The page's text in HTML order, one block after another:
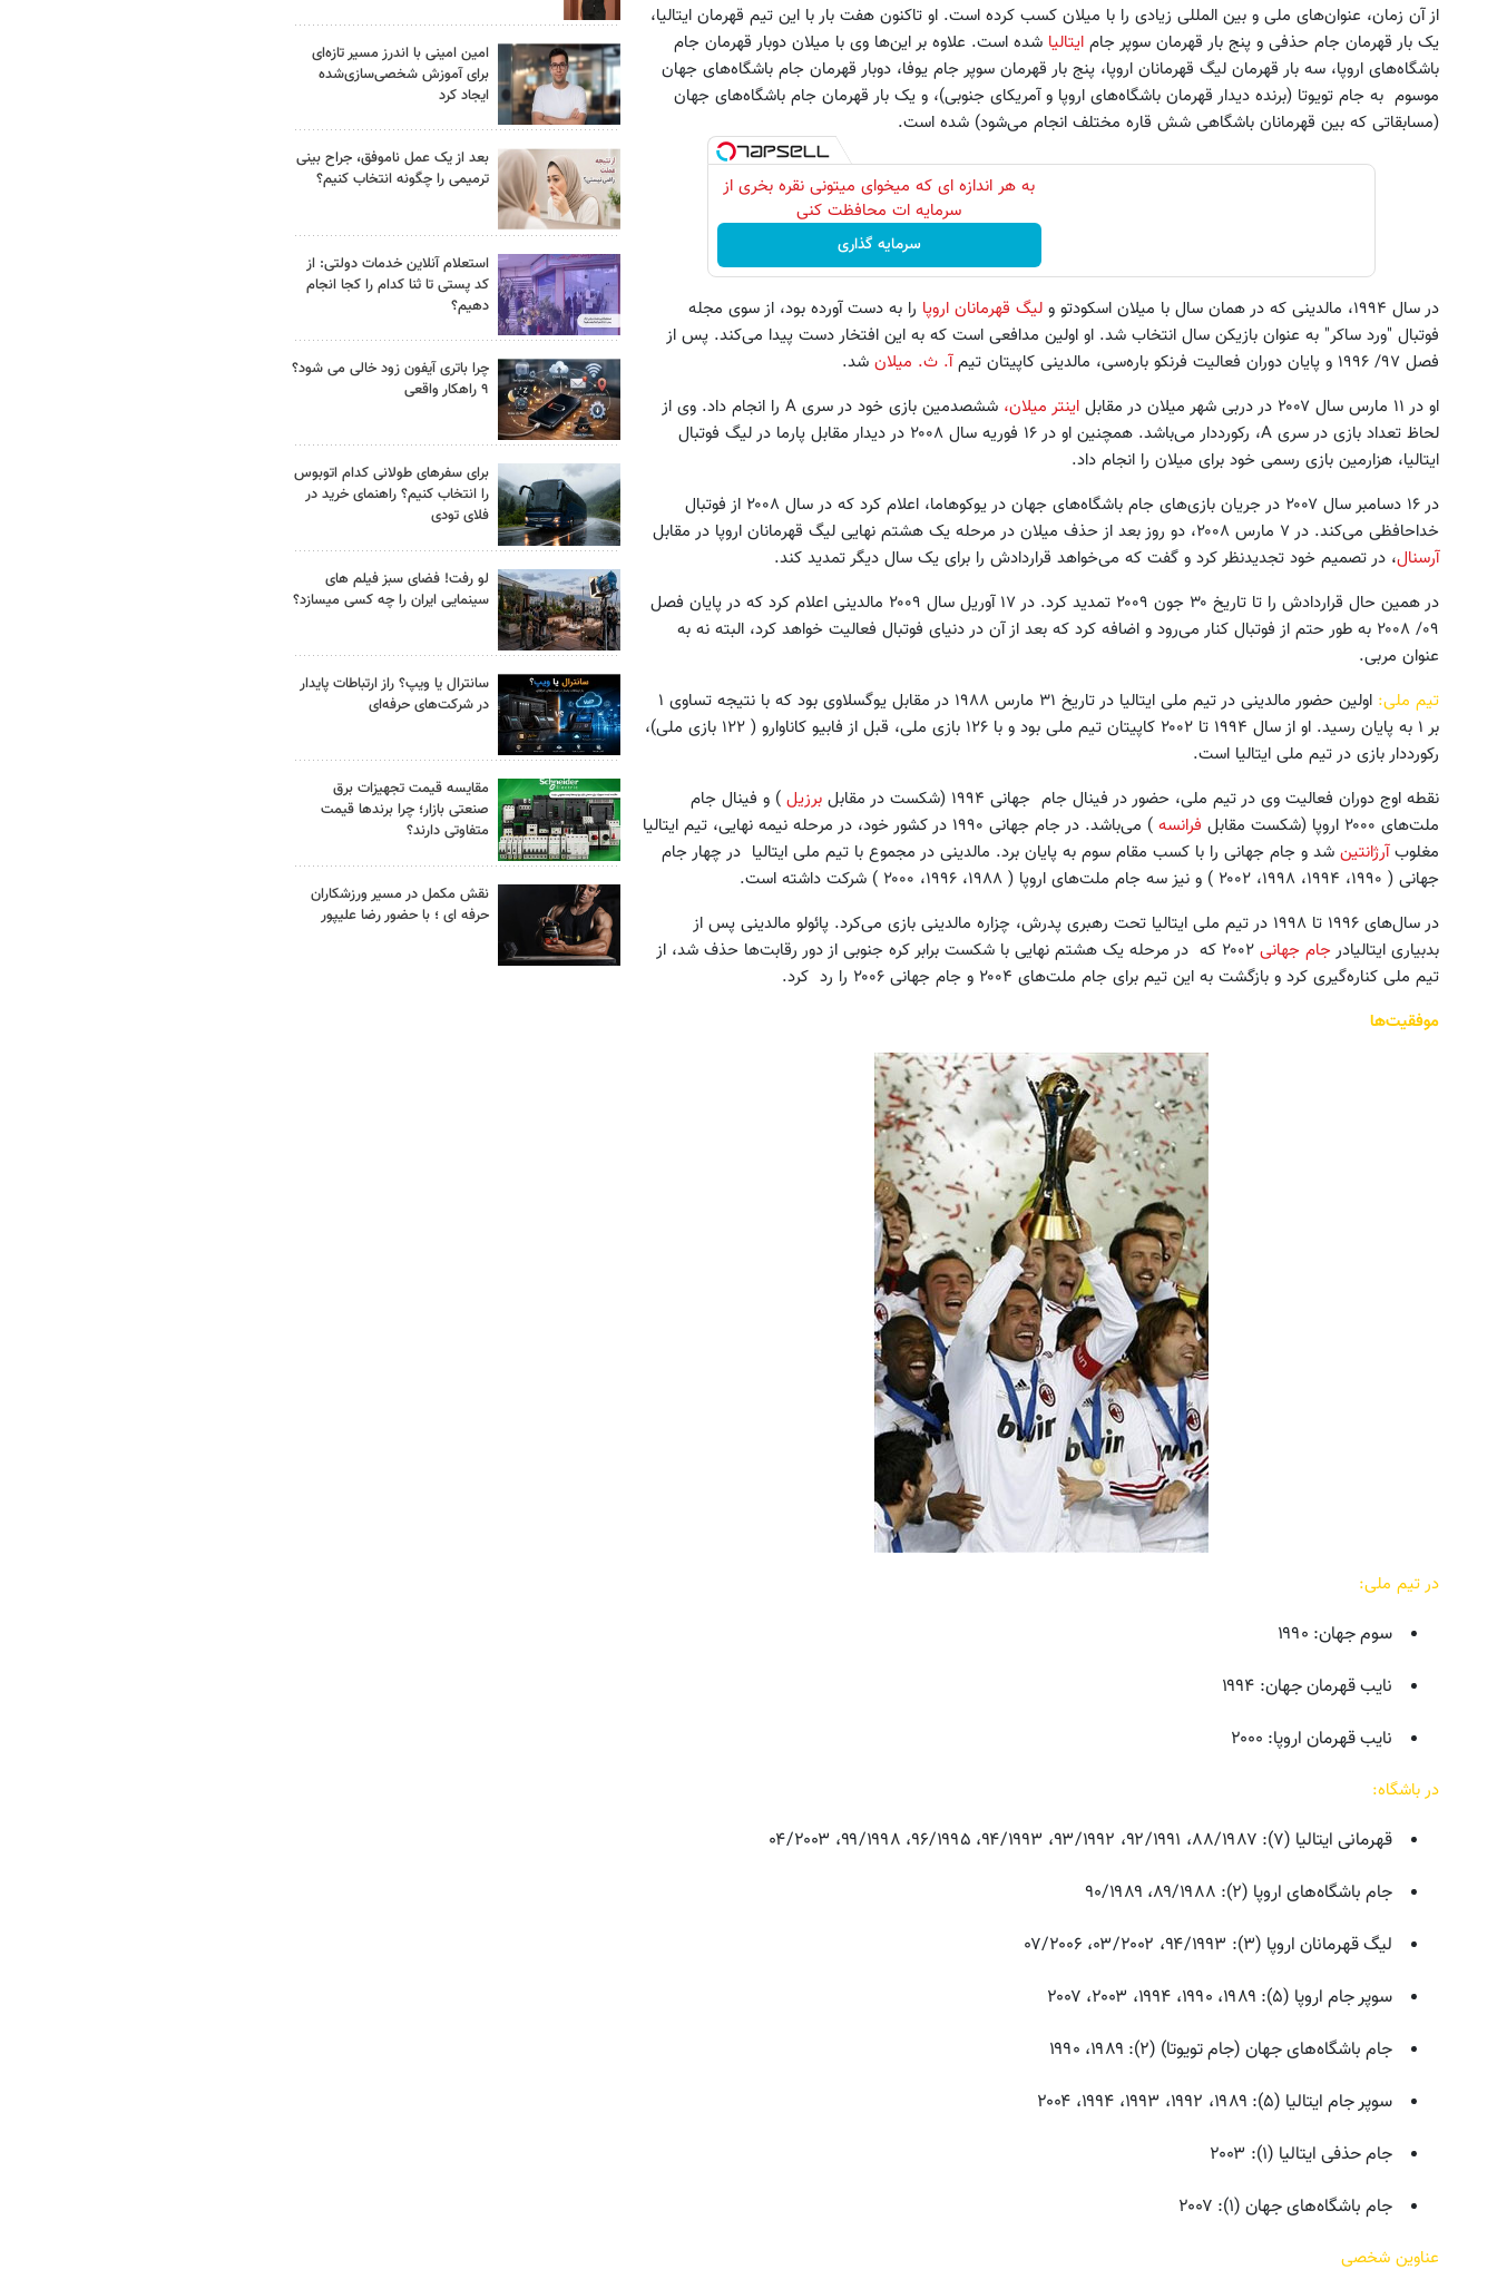
از آن زمان، عنوان‌های ملی و بین المللی زیادی را با میلان کسب کرده است. او تاکنون هفت بار با این تیم قهرمان ایتالیا،
یک بار قهرمان جام حذفی و پنج بار قهرمان سوپر جام ایتالیا شده است. علاوه بر این‌ها وی با میلان دوبار قهرمان جام
باشگاه‌های اروپا، سه بار قهرمان لیگ قهرمانان اروپا، پنج بار قهرمان سوپر جام یوفا، دوبار قهرمان جام باشگاه‌های جهان
موسوم به جام تویوتا (برنده دیدار قهرمان باشگاه‌های اروپا و آمریکای جنوبی)، و یک بار قهرمان جام باشگاه‌های جهان
(مسابقاتی که بین قهرمانان باشگاهی شش قاره مختلف انجام می‌شود) شده است.
به هر اندازه ای که میخوای میتونی نقره بخری از
سرمایه ات محافظت کنی
سرمایه گذاری
در سال ۱۹۹۴، مالدینی که در همان سال با میلان اسکودتو و لیگ قهرمانان اروپا را به دست آورده بود، از سوی مجله
فوتبال "ورد ساکر" به عنوان بازیکن سال انتخاب شد. او اولین مدافعی است که به این افتخار دست پیدا می‌کند. پس از
فصل ۹۷/ ۱۹۹۶ و پایان دوران فعالیت فرنکو باره‌سی، مالدینی کاپیتان تیم
آ. ث. میلان شد.
او در ۱۱ مارس سال ۲۰۰۷ در دربی شهر میلان در مقابل
اینتر میلان،
ششصدمین بازی خود در سری A را انجام داد. وی از
لحاظ تعداد بازی در سری A، ‌رکورددار می‌باشد. همچنین او در ۱۶ فوریه سال ۲۰۰۸ در دیدار مقابل پارما در لیگ فوتبال
ایتالیا، هزارمین بازی رسمی خود برای میلان را انجام داد.
در ۱۶ دسامبر سال ۲۰۰۷ در جریان بازی‌های جام باشگاه‌های جهان در یوکوهاما، اعلام کرد که در سال ۲۰۰۸ از فوتبال
خداحافظی می‌کند. در ۷ مارس ۲۰۰۸، دو روز بعد از حذف میلان در مرحله یک هشتم نهایی لیگ قهرمانان اروپا در مقابل
آرسنال، در تصمیم خود تجدیدنظر کرد و گفت که می‌خواهد قراردادش را برای یک سال دیگر تمدید ‌کند.
در همین حال قراردادش را تا تاریخ ۳۰ جون ۲۰۰۹ تمدید کرد. در ۱۷ آوریل سال ۲۰۰۹ مالدینی اعلام کرد که در پایان فصل
۰۹/ ۲۰۰۸ به طور حتم از فوتبال کنار می‌رود و اضافه کرد که بعد از آن در دنیای فوتبال فعالیت خواهد کرد، البته نه به
عنوان مربی.
تیم ملی:
اولین حضور مالدینی در تیم ملی ایتالیا در تاریخ ۳۱ مارس ۱۹۸۸ در مقابل یوگسلاوی بود که با نتیجه تساوی ۱
بر ۱ به پایان رسید. او از سال ۱۹۹۴ تا ۲۰۰۲ کاپیتان تیم ملی بود و با ۱۲۶ بازی ملی، قبل از فابیو کاناوارو ( ۱۲۲ بازی ملی)،
رکورددار بازی در تیم ملی ایتالیا است.
نقطه اوج دوران فعالیت وی در تیم ملی، حضور در فینال جام جهانی ۱۹۹۴ (شکست در مقابل
برزیل ) و فینال جام
ملت‌های ۲۰۰۰ اروپا (شکست مقابل
فرانسه
) می‌باشد. در جام جهانی ۱۹۹۰ در کشور خود، در مرحله نیمه نهایی، تیم ایتالیا
مغلوبآرژانتین شد و جام جهانی را با کسب مقام سوم به پایان برد. مالدینی در مجموع با تیم ملی ایتالیا در چهار جام
جهانی ( ۱۹۹۰، ۱۹۹۴، ۱۹۹۸، ۲۰۰۲ ) و نیز سه جام ملت‌های اروپا ( ۱۹۸۸، ۱۹۹۶، ۲۰۰۰ ) شرکت داشته است.
در سال‌های ۱۹۹۶ تا ۱۹۹۸ در تیم ملی ایتالیا تحت رهبری پدرش، چزاره مالدینی بازی می‌کرد. پائولو مالدینی پس از
بدبیاری ایتالیادر جام جهانی
۲۰۰۲ که در مرحله یک هشتم نهایی با شکست برابر کره جنوبی از دور رقابت‌ها حذف شد، از
تیم ملی کناره‌گیری کرد و بازگشت به این تیم برای جام ملت‌های ۲۰۰۴ و جام جهانی ۲۰۰۶ را رد کرد.
موفقیت‌ها
در تیم ملی:
سوم جهان: ۱۹۹۰
نایب قهرمان جهان: ۱۹۹۴
نایب قهرمان اروپا: ۲۰۰۰
در باشگاه:
قهرمانی ایتالیا (۷): ۸۸/۱۹۸۷، ۹۲/۱۹۹۱، ۹۳/۱۹۹۲، ۹۴/۱۹۹۳، ۹۶/۱۹۹۵، ۹۹/۱۹۹۸، ۰۴/۲۰۰۳
جام باشگاه‌های اروپا (۲): ۸۹/۱۹۸۸، ۹۰/۱۹۸۹
لیگ قهرمانان اروپا (۳): ۹۴/۱۹۹۳، ۰۳/۲۰۰۲، ۰۷/۲۰۰۶
سوپر جام اروپا (۵): ۱۹۸۹، ۱۹۹۰، ۱۹۹۴، ۲۰۰۳، ۲۰۰۷
جام باشگاه‌های جهان (جام تویوتا) (۲): ۱۹۸۹، ۱۹۹۰
سوپر جام ایتالیا (۵): ۱۹۸۹، ۱۹۹۲، ۱۹۹۳، ۱۹۹۴، ۲۰۰۴
جام حذفی ایتالیا (۱): ۲۰۰۳
جام باشگاه‌های جهان (۱): ۲۰۰۷
عناوین شخصی
امین امینی با اندرز مسیر تازه‌ای
برای آموزش شخصی‌سازی‌شده
ایجاد کرد
بعد از یک عمل ناموفق، جراح بینی
ترمیمی را چگونه انتخاب کنیم؟
استعلام آنلاین خدمات دولتی: از
کد پستی تا ثنا کدام را کجا انجام
دهیم؟
چرا باتری آیفون زود خالی می شود؟
۹ راهکار واقعی
برای سفرهای طولانی کدام اتوبوس
را انتخاب کنیم؟ راهنمای خرید در
فلای تودی
لو رفت! فضای سبز فیلم های
سینمایی ایران را چه کسی میسازد؟
سانترال یا ویپ؟ راز ارتباطات پایدار
در شرکت‌های حرفه‌ای
مقایسه قیمت تجهیزات برق
صنعتی بازار؛ چرا برندها قیمت
متفاوتی دارند؟
نقش مکمل در مسیر ورزشکاران
حرفه ای ؛ با حضور رضا علیپور